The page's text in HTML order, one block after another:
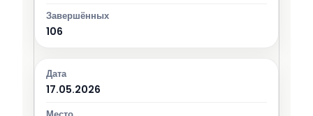
106
17.05.2026